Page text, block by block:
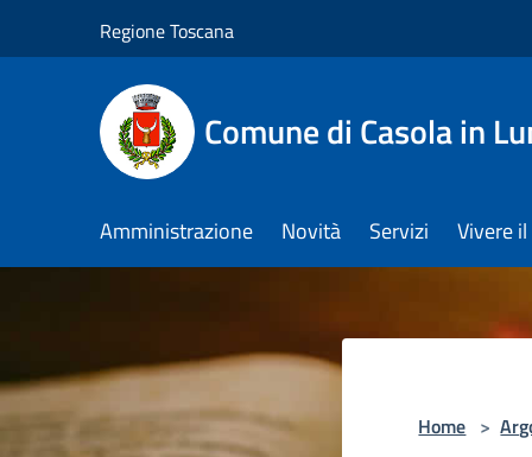
Regione Toscana
Comune di Casola in
Amministrazione Novità Servizi Vivere
Home >